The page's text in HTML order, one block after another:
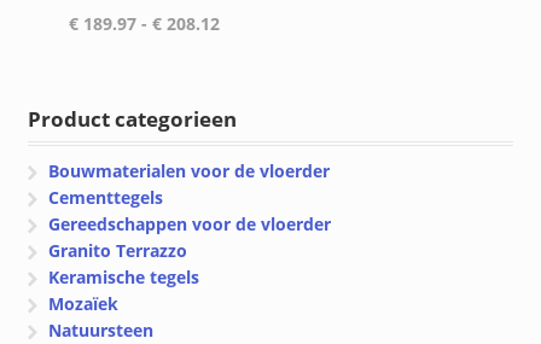
€189.97 - €208.12Prijsklasse:
Product categorieen
Bouwmaterialen voor de vloerder
Cementtegels
Gereedschappen voor de vloerder
Granito Terrazzo
Keramische tegels
Mozaïek
Natuursteen